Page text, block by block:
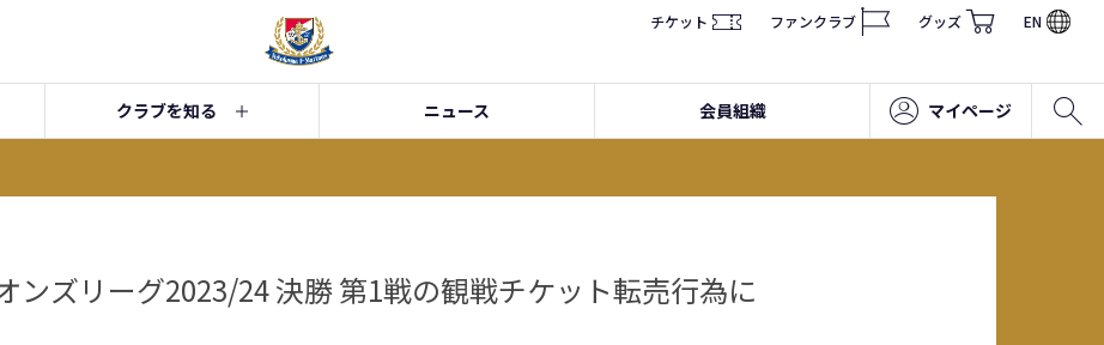
チケット ファンクラブ グッズ EN
クラブを知る ニュース 会員組織 マイページ
ンズリーグ2023/24 決勝 第1戦の観戦チケット転売行為に